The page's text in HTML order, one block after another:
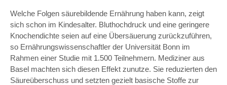
Welche Folgen säurebildende Ernährung haben kann, zeigt
sich schon im Kindesalter. Bluthochdruck und eine geringere
Knochendichte seien auf eine Übersäuerung zurückzuführen,
so Ernährungswissenschaftler der Universität Bonn im
Rahmen einer Studie mit 1.500 Teilnehmern. Mediziner aus
Basel machten sich diesen Effekt zunutze. Sie reduzierten den
Säureüberschuss und setzten gezielt basische Stoffe zur